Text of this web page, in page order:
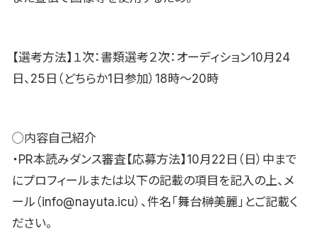
【選考方法】１次：書類選考２次：オーディション10月24
日、25日（どちらか1日参加）18時〜20時
◯内容自己紹介
・PR本読みダンス審査【応募方法】10月22日（日）中まで
にプロフィールまたは以下の記載の項目を記入の上、メ
ール（info@nayuta.icu）、件名「舞台榊美麗」とご記載く
ださい。